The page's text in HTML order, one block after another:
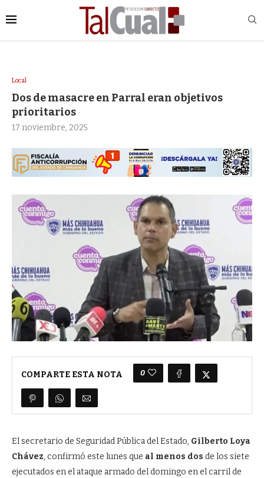
Local
Dos de masacre en Parral eran objetivos
prioritarios
17 noviembre, 2025
COMPARTE ESTA NOTA 0
El secretario de Seguridad Pública del Estado, Gilberto Loya
Chávez, confirmó este lunes que al menos dos de los siete
ejecutados en el ataque armado del domingo en el carril de